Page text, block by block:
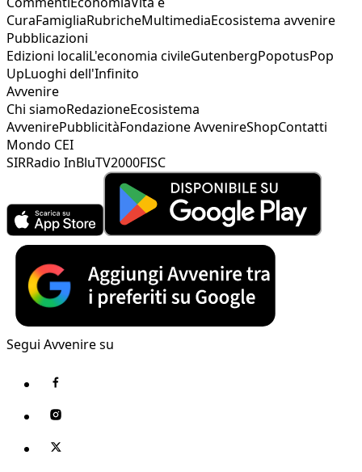
CuraFamigliaRubricheMultimediaEcosistema avvenire
Pubblicazioni
Edizioni localiL'economia civileGutenbergPopotusPop
UpLuoghi dell'Infinito
Avvenire
Chi siamoRedazioneEcosistema
AvvenirePubblicitàFondazione AvvenireShopContatti
Mondo CEI
SIRRadio InBluTV2000FISC
Segui Avvenire su